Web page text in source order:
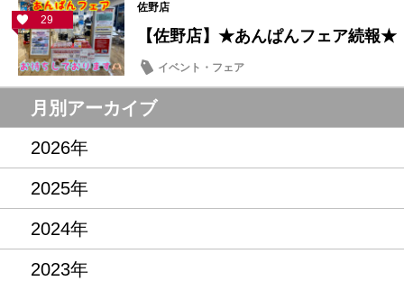
29
佐野店
【佐野店】★あんぱんフェア続報★
イベント・フェア
月別アーカイブ
2026年
2025年
2024年
2023年